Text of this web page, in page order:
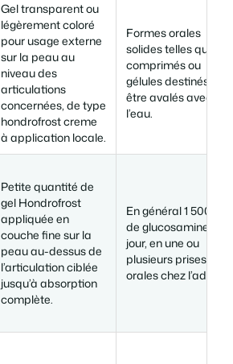
Gel transparent ou
légèrement coloré
pour usage externe
sur la peau au
niveau des
articulations
concernées, de type
hondrofrost creme
à application locale.
Formes orales
solides telles que
comprimés ou
gélules destinés à
être avalés avec de
l’eau.
Petite quantité de
gel Hondrofrost
appliquée en
couche fine sur la
peau au-dessus de
l’articulation ciblée
jusqu’à absorption
complète.
En général 1 500 mg
de glucosamine par
jour, en une ou
plusieurs prises
orales chez l’adulte.